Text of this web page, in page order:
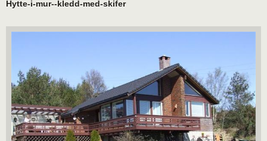
Hytte-i-mur--kledd-med-skifer